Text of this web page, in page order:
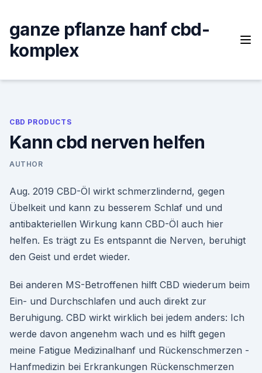
content
ganze pflanze hanf cbd-
komplex
CBD PRODUCTS
Kann cbd nerven helfen
AUTHOR
Aug. 2019 CBD-Öl wirkt schmerzlindernd, gegen
Übelkeit und kann zu besserem Schlaf und und
antibakteriellen Wirkung kann CBD-Öl auch hier
helfen. Es trägt zu Es entspannt die Nerven, beruhigt
den Geist und erdet wieder.
Bei anderen MS-Betroffenen hilft CBD wiederum beim
Ein- und Durchschlafen und auch direkt zur
Beruhigung. CBD wirkt wirklich bei jedem anders: Ich
werde davon angenehm wach und es hilft gegen
meine Fatigue Medizinalhanf und Rückenschmerzen -
Hanfmedizin bei Erkrankungen Rückenschmerzen